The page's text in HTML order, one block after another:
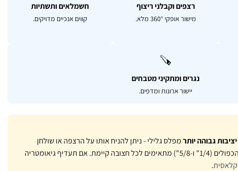
רצפים וקבלני ריצוף
מישור אופקי 360° מלא.
חשמלאים ותשתיות
קווים אנכיים מדויקים.
🪚
נגרים ומתקיני מטבחים
יישור ארונות ומדפים.
יציבות גבוהה יותרמפלס גלילי - ניתן להניח אותו על הרצפה או שולחן
ישירות. בנוסף, החיבורים הכפולים (1/4" ו-5/8") מתאימים לכל חצובה קיימת. אם תעדיף גיאומטריה
.